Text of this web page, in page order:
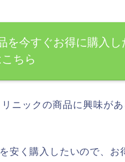
を今すぐお得に購入し
ちら
ニックの商品に興味が
安く購入したいので、お